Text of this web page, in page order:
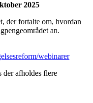
2025
der fortalte om, hvordan
an.
webinarer
afholdes flere